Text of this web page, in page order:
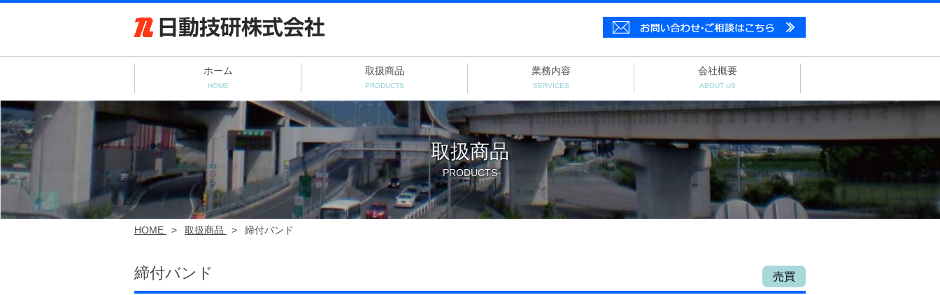
ホーム
HOME
取扱商品
PRODUCTS
業務内容
SERVICES
会社概要
ABOUT US
取扱商品
PRODUCTS
HOME > 取扱商品 > 締付バンド
締付バンド 売買